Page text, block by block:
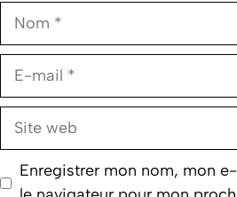
Nom
E-
Site
Enregistrer mon nom, mon